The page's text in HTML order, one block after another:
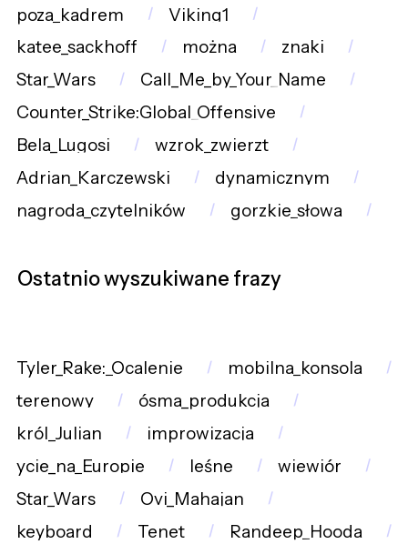
poza_kadrem
Viking1
katee_sackhoff
można
znaki
Star_Wars
Call_Me_by_Your_Name
Counter_Strike:Global_Offensive
Bela_Lugosi
wzrok_zwierzt
Adrian_Karczewski
dynamicznym
nagroda_czytelników
gorzkie_słowa
Ostatnio wyszukiwane frazy
Tyler_Rake:_Ocalenie
mobilna_konsola
terenowy
ósma_produkcja
król_Julian
improwizacja
ycie_na_Europie
leśne
wiewiór
Star_Wars
Ovi_Mahajan
keyboard
Tenet
Randeep_Hooda